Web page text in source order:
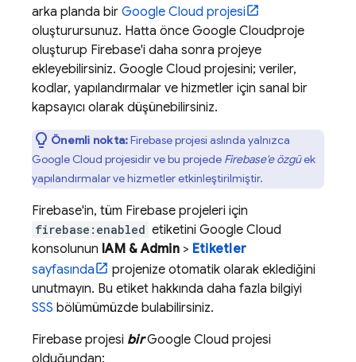
arka planda bir Google Cloud projesi
oluşturursunuz. Hatta önce Google Cloudproje
oluşturup Firebase'i daha sonra projeye
ekleyebilirsiniz. Google Cloud projesini; veriler,
kodlar, yapılandırmalar ve hizmetler için sanal bir
kapsayıcı olarak düşünebilirsiniz.
Önemli nokta:Firebase projesi aslında yalnızca
Google Cloud projesidir ve bu projede Firebase'e özgüek
yapılandırmalar ve hizmetler etkinleştirilmiştir.
Firebase'in, tüm Firebase projeleri için
firebase:enabled etiketini Google Cloud
konsolunun IAM & Admin> Etiketler
sayfasında
projenize otomatik olarak eklediğini
unutmayın. Bu etiket hakkında daha fazla bilgiyi
SSS bölümümüzde bulabilirsiniz.
Firebase projesi bir Google Cloud projesi
olduğundan: